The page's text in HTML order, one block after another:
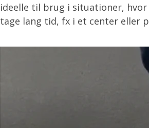
ideelle til brug i situationer,
tage lang tid, fx i et center eller